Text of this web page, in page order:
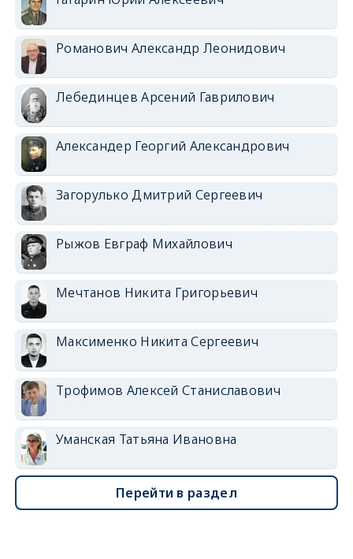
Романович Александр Леонидович
Лебединцев Арсений Гаврилович
Александер Георгий Александрович
Загорулько Дмитрий Сергеевич
Рыжов Евграф Михайлович
Мечтанов Никита Григорьевич
Максименко Никита Сергеевич
Трофимов Алексей Станиславович
Уманская Татьяна Ивановна
Перейти в раздел